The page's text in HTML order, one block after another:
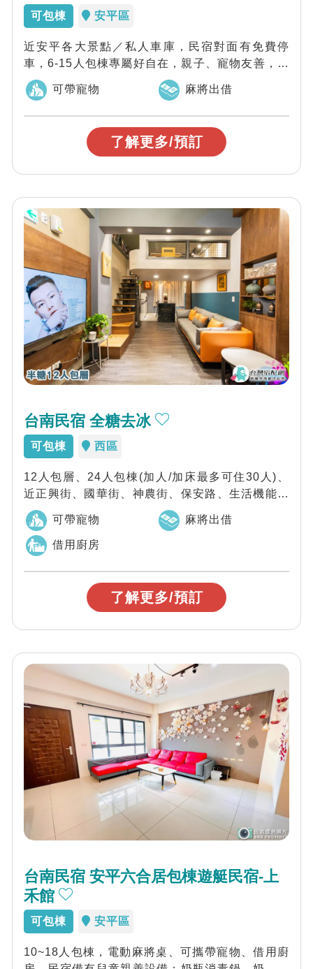
可包棟 安平區
近安平各大景點／私人車庫，民宿對面有免費停
車，6-15人包棟專屬好自在，親子、寵物友善，包
棟獨享、麻將、影音娛樂設備、充氣式兒童泳...
可帶寵物 麻將出借
了解更多/預訂
台南民宿 全糖去冰
可包棟 西區
12人包層、24人包棟(加人/加床最多可住30人)、
近正興街、國華街、神農街、保安路、生活機能超
便利，無論您是來台南觀光旅遊還是商...
可帶寵物 麻將出借
借用廚房
了解更多/預訂
台南民宿 安平六合居包棟遊艇民宿-上
禾館
可包棟 安平區
10~18人包棟，電動麻將桌、可攜帶寵物、借用廚